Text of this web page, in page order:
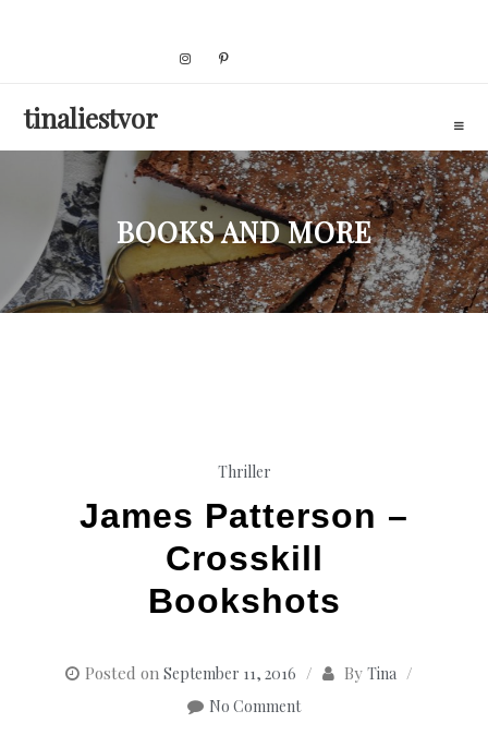
tinaliestvor
BOOKS AND MORE
Thriller
James Patterson –
Crosskill
Bookshots
Posted on September 11, 2016 By Tina
No Comment